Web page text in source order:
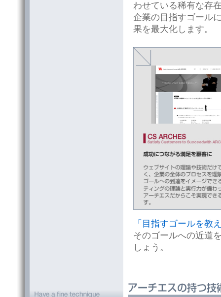
わせている稀有な存
企業の目指すゴール
果を最大化します。
「目指すゴールを教
そのゴールへの近道
しょう。